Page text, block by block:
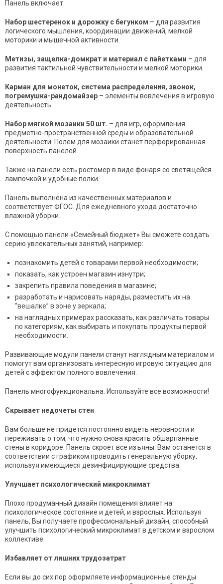
Панель включает:
Набор шестеренок и дорожку с бегунком – для развития
логического мышления, координации движений, мелкой
моторики и мышечной активности.
Метизы, защелка-домкрат и материал с пайетками – для
развития тактильной чувствительности и мелкой моторики.
Карман для монеток, система распределения, звонок,
погремушка-рандомайзер – элементы вовлечения в игровую
деятельность.
Набор мягкой мозаики 50 шт. – для игр, оформления
предметно-пространственной среды и образовательной
деятельности. Полем для мозаики станет перфорированная
поверхность панелей.
Также на панели есть ростомер в виде фонаря со светящейся
лампочкой и удобные полки.
Панель выполнена из качественных материалов и
соответствует ФГОС. Для ежедневного ухода достаточно
влажной уборки.
С помощью панели «Семейный бюджет» Вы сможете создать
серию увлекательных занятий, например:
познакомить детей с товарами первой необходимости;
показать, как устроен магазин изнутри;
закрепить правила поведения в магазине;
разработать и нарисовать наряды, разместить их на
“вешалке” в зоне у зеркала;
на наглядных примерах рассказать, как различать товары
по категориям, как выбирать и покупать продукты первой
необходимости.
Развивающие модули панели станут наглядным материалом и
помогут вам организовать интересную игровую ситуацию для
детей с эффектом полного вовлечения.
Панель многофункциональна. Используйте все возможности!
Скрывает недочеты стен
Вам больше не придется постоянно видеть неровности и
переживать о том, что нужно снова красить обшарпанные
стены в коридоре. Панель скроет все изъяны. Вам останется в
соответствии с графиком проводить генеральную уборку,
используя имеющиеся дезинфицирующие средства.
Улучшает психологический микроклимат
Плохо продуманный дизайн помещения влияет на
психологическое состояние и детей, и взрослых. Используя
панель, Вы получаете профессиональный дизайн, способный
улучшить психологический микроклимат в детском и взрослом
коллективе.
Избавляет от лишних трудозатрат
Если вы до сих пор оформляете информационные стенды